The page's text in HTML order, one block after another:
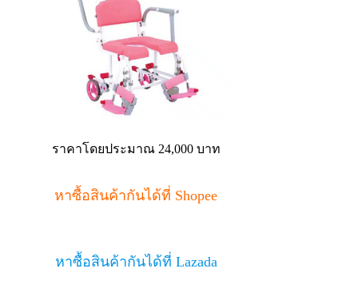
ราคาโดยประมาณ 24,000 บาท
หาซื้อสินค้ากันได้ที่ Shopee
หาซื้อสินค้ากันได้ที่ Lazada